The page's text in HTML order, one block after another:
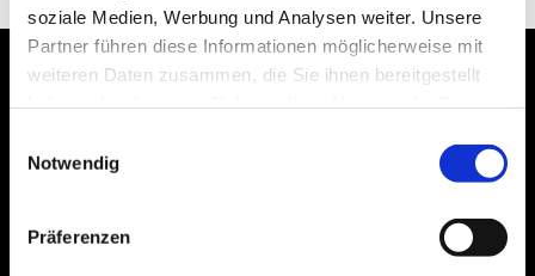
soziale Medien, Werbung und Analysen weiter. Unsere
Partner führen diese Informationen möglicherweise mit
weiteren Daten zusammen, die Sie ihnen bereitgestellt
Notwendig
Präferenzen
email:info@studentendorf.berlin